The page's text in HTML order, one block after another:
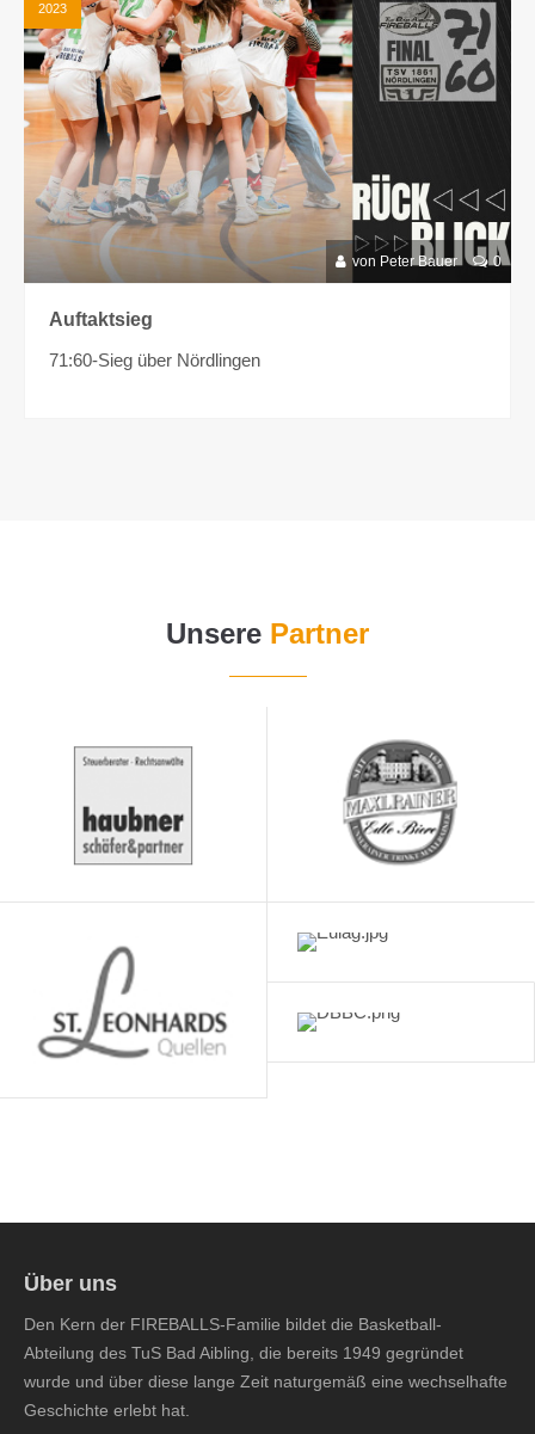
2023
von Peter Bauer 0
Auftaktsieg
71:60-Sieg über Nördlingen
Unsere Partner
Über uns
Den Kern der FIREBALLS-Familie bildet die Basketball-
Abteilung des TuS Bad Aibling, die bereits 1949 gegründet
wurde und über diese lange Zeit naturgemäß eine wechselhafte
Geschichte erlebt hat.